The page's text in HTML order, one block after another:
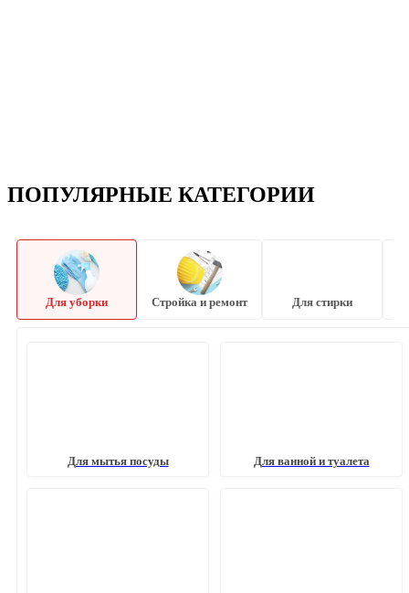
ПОПУЛЯРНЫЕ КАТЕГОРИИ
Для уборки Стройка и ремонт Для стирки
Для мытья посуды Для ванной и туалета